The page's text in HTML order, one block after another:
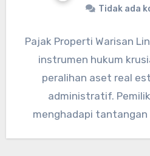
Tidak ada
Pajak Properti Warisan
instrumen hukum
peralihan aset real
administratif.
menghadapi